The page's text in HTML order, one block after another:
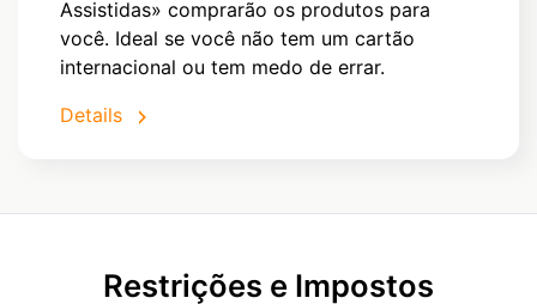
Assistidas» comprarão os produtos para
você. Ideal se você não tem um cartão
internacional ou tem medo de errar.
Details
Restrições e Impostos